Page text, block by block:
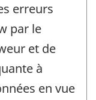
erreurs
par le
et de
à
en vue